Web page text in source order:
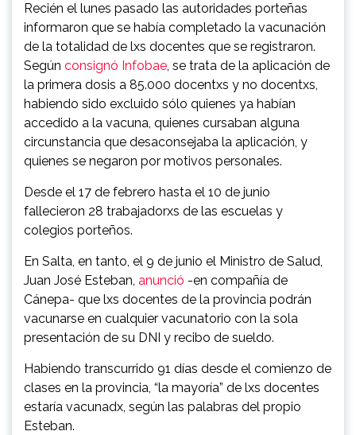
Recién el lunes pasado las autoridades porteñas
informaron que se había completado la vacunación
de la totalidad de lxs docentes que se registraron.
Según consignó Infobae, se trata de la aplicación de
la primera dosis a 85.000 docentxs y no docentxs,
habiendo sido excluido sólo quienes ya habían
accedido a la vacuna, quienes cursaban alguna
circunstancia que desaconsejaba la aplicación, y
quienes se negaron por motivos personales.
Desde el 17 de febrero hasta el 10 de junio
fallecieron 28 trabajadorxs de las escuelas y
colegios porteños.
En Salta, en tanto, el 9 de junio el Ministro de Salud,
Juan José Esteban, anunció -en compañía de
Cánepa- que lxs docentes de la provincia podrán
vacunarse en cualquier vacunatorio con la sola
presentación de su DNI y recibo de sueldo.
Habiendo transcurrido 91 días desde el comienzo de
clases en la provincia, “la mayoría” de lxs docentes
estaría vacunadx, según las palabras del propio
Esteban.